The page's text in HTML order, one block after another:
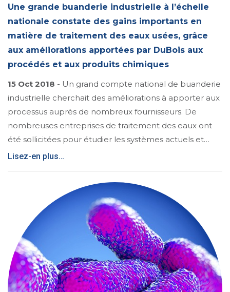
Une grande buanderie industrielle à l’échelle
nationale constate des gains importants en
matière de traitement des eaux usées, grâce
aux améliorations apportées par DuBois aux
procédés et aux produits chimiques
15 Oct 2018 - Un grand compte national de buanderie
industrielle cherchait des améliorations à apporter aux
processus auprès de nombreux fournisseurs. De
nombreuses entreprises de traitement des eaux ont
été sollicitées pour étudier les systèmes actuels et…
Lisez-en plus…